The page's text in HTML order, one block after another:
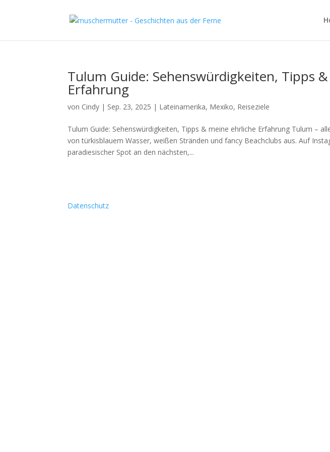
Tulum Guide: Sehenswürdigkeiten, Tipps
Erfahrung
von Cindy | Sep. 23, 2025 | Lateinamerika, Mexiko, Reiseziele
Tulum Guide: Sehenswürdigkeiten, Tipps & meine ehrliche Erfahrung Tulum –
von türkisblauem Wasser, weißen Stränden und fancy Beachclubs aus. Auf
paradiesischer Spot an den nächsten,...
Datenschutz